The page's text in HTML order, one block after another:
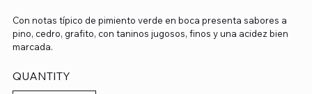
Con notas típico de pimiento verde en boca presenta sabores a
pino, cedro, grafito, con taninos jugosos, finos y una acidez bien
marcada.
QUANTITY